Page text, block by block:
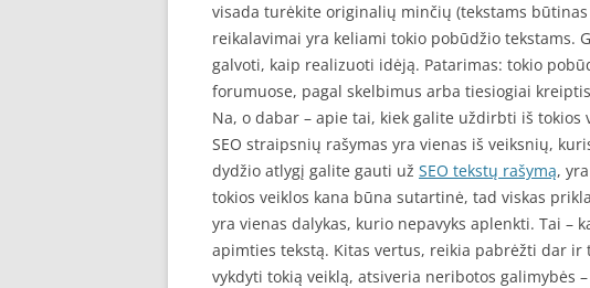
visada turėkite originalių minčių (tekstams
reikalavimai yra keliami tokio pobūdžio tekstams.
galvoti, kaip realizuoti idėją. Patarimas: tokio
forumuose, pagal skelbimus arba tiesiogiai
Na, o dabar – apie tai, kiek galite uždirbti iš
SEO straipsnių rašymas yra vienas iš veiksnių,
dydžio atlygį galite gauti už SEO tekstų rašymą,
tokios veiklos kana būna sutartinė, tad viskas
yra vienas dalykas, kurio nepavyks aplenkti. Tai –
apimties tekstą. Kitas vertus, reikia pabrėžti dar
vykdyti tokią veiklą, atsiveria neribotos galimybės